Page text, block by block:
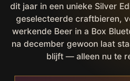
dit jaar in een unieke Silver
geselecteerde craftbieren,
werkende Beer in a Box
na december gewoon laat
blijft — alleen nu te